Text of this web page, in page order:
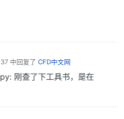
中回复了 CFD中文网
刚查了下工具书，是在